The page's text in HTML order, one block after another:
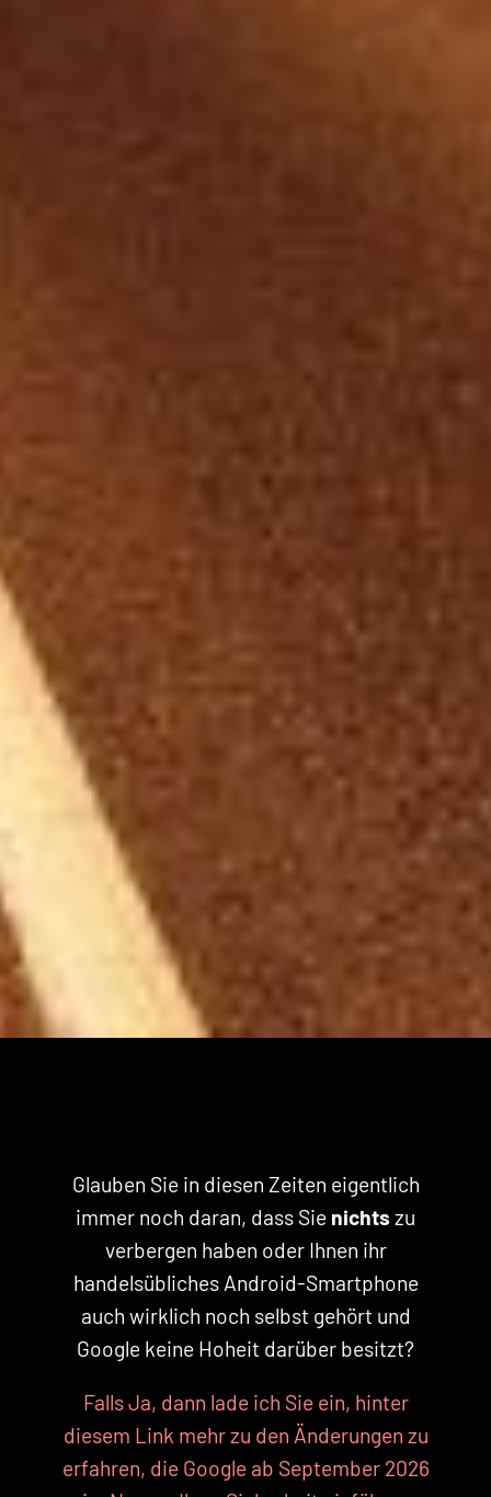
Glauben Sie in diesen Zeiten eigentlich
immer noch daran, dass Sie nichts zu
verbergen haben oder Ihnen ihr
handelsübliches Android-Smartphone
auch wirklich noch selbst gehört und
Google keine Hoheit darüber besitzt?
Falls Ja, dann lade ich Sie ein, hinter
diesem Link mehr zu den Änderungen zu
erfahren, die Google ab September 2026